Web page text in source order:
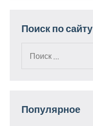
Поиск по сайту
Популярное